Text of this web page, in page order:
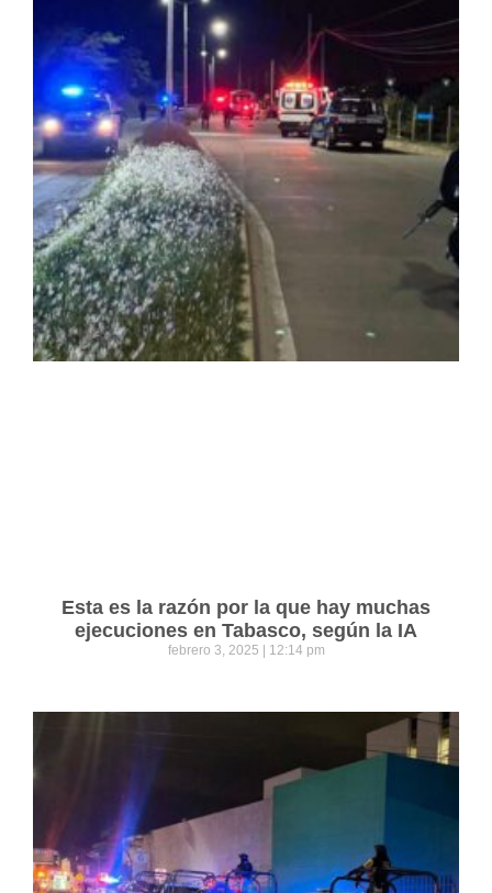
Esta es la razón por la que hay muchas
ejecuciones en Tabasco, según la IA
febrero 3, 2025 12:14 pm